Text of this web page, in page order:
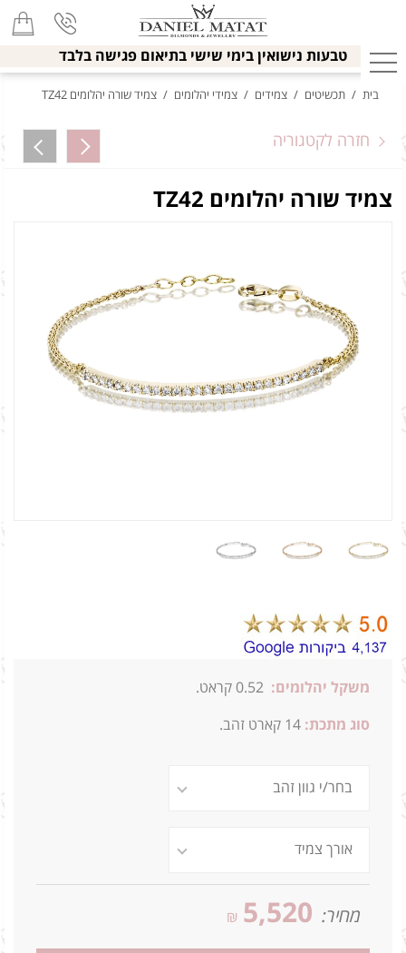
טבעות נישואין בימי שישי בתיאום פגישה בלבד
בית / תכשיטים / צמידים / צמידי יהלומים / צמיד שורה יהלומים TZ42
חזרה לקטגוריה
צמיד שורה יהלומים TZ42
משקל יהלומים: 0.52 קראט.
סוג מתכת: 14 קארט זהב.
מחיר: 5,520
₪